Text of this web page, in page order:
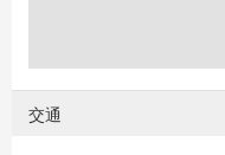
交通